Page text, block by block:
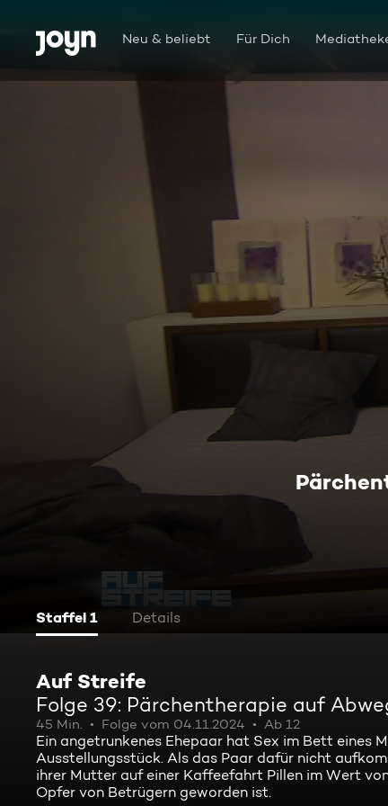
Zum Inhalt springen
Barrierefrei Neu & beliebt Für Dich
Staffel 1 Details
Auf Streife
Folge 39: Pärchentherapie auf
45 Min. Folge vom 04.11.2024 Ab 12
Ein angetrunkenes Ehepaar hat Sex im Bett eines
Ausstellungsstück. Als das Paar dafür nicht
ihrer Mutter auf einer Kaffeefahrt Pillen im Wert
Opfer von Betrügern geworden ist.